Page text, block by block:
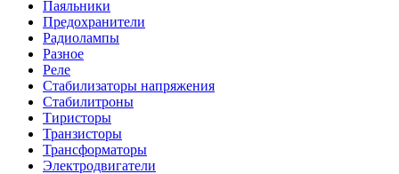
Паяльники
Предохранители
Радиолампы
Разное
Реле
Стабилизаторы напряжения
Стабилитроны
Тиристоры
Транзисторы
Трансформаторы
Электродвигатели